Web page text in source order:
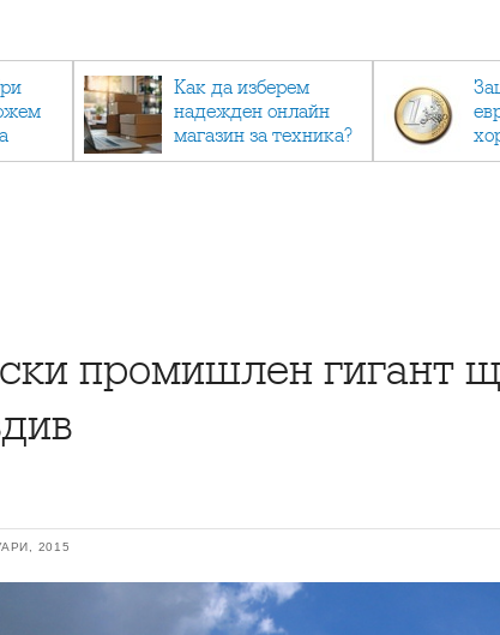
Как да изберем
надежден онлайн
магазин за техника?
промишлен гигант
2015